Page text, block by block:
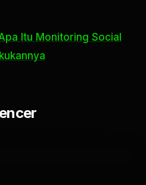
Itu Monitoring Social